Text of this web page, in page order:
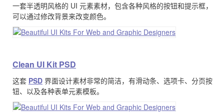
一套半透明风格的 UI 元素素材，包含各种风格的按钮和提示框，
可以通过修改背景来改变颜色。
Clean UI Kit PSD
这套 PSD 界面设计素材非常的简洁，有滑动条、选项卡、分页按
钮、以及各种表单元素模板。